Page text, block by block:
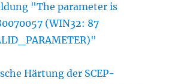
"The parameter is
(WIN32: 87
Härtung der SCEP-